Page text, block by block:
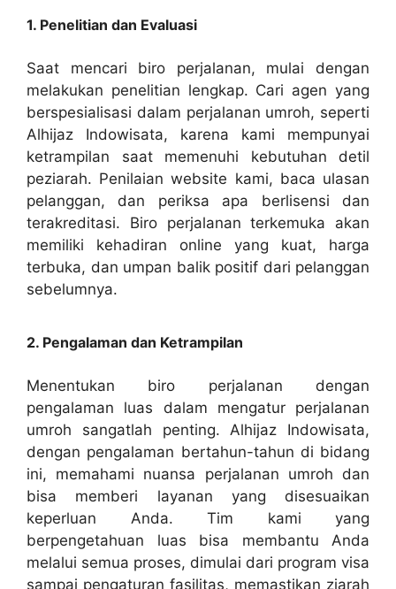
1. Penelitian dan Evaluasi
Saat mencari biro perjalanan, mulai dengan
melakukan penelitian lengkap. Cari agen yang
berspesialisasi dalam perjalanan umroh, seperti
Alhijaz Indowisata, karena kami mempunyai
ketrampilan saat memenuhi kebutuhan detil
peziarah. Penilaian website kami, baca ulasan
pelanggan, dan periksa apa berlisensi dan
terakreditasi. Biro perjalanan terkemuka akan
memiliki kehadiran online yang kuat, harga
terbuka, dan umpan balik positif dari pelanggan
sebelumnya.
2. Pengalaman dan Ketrampilan
Menentukan biro perjalanan dengan
pengalaman luas dalam mengatur perjalanan
umroh sangatlah penting. Alhijaz Indowisata,
dengan pengalaman bertahun-tahun di bidang
ini, memahami nuansa perjalanan umroh dan
bisa memberi layanan yang disesuaikan
keperluan Anda. Tim kami yang
berpengetahuan luas bisa membantu Anda
melalui semua proses, dimulai dari program visa
sampai pengaturan fasilitas, memastikan ziarah